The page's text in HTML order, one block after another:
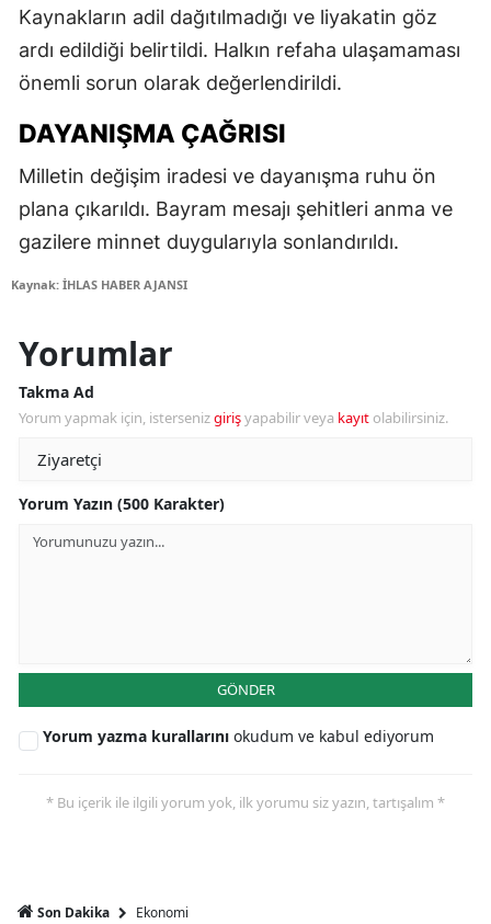
Kaynakların adil dağıtılmadığı ve liyakatin göz
ardı edildiği belirtildi. Halkın refaha ulaşamaması
önemli sorun olarak değerlendirildi.
DAYANIŞMA ÇAĞRISI
Milletin değişim iradesi ve dayanışma ruhu ön
plana çıkarıldı. Bayram mesajı şehitleri anma ve
gazilere minnet duygularıyla sonlandırıldı.
Kaynak: İHLAS HABER AJANSI
Yorumlar
Takma Ad
Yorum yapmak için, istersenizgirişyapabilir veya kayıt olabilirsiniz.
Yorum Yazın (500 Karakter)
GÖNDER
Yorum yazma kurallarını okudum ve kabul ediyorum
* Bu içerik ile ilgili yorum yok, ilk yorumu siz yazın, tartışalım *
Son Dakika Ekonomi